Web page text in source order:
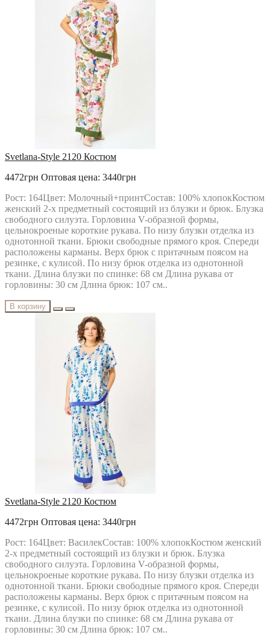
Svetlana-Style 2120 Костюм
4472грн Оптовая цена: 3440грн
Рост: 164Цвет: Молочный+принтСостав: 100% хлопокКостюм
женский 2-х предметный состоящий из блузки и брюк. Блузка
свободного силуэта. Горловина V-образной формы,
цельнокроеные короткие рукава. По низу блузки отделка из
однотонной ткани. Брюки свободные прямого кроя. Спереди
расположены карманы. Верх брюк с притачным поясом на
резинке, с кулисой. По низу брюк отделка из однотонной
ткани. Длина блузки по спинке: 68 см Длина рукава от
горловины: 30 см Длина брюк: 107 см..
В корзину
Svetlana-Style 2120 Костюм
4472грн Оптовая цена: 3440грн
Рост: 164Цвет: ВасилекСостав: 100% хлопокКостюм женский
2-х предметный состоящий из блузки и брюк. Блузка
свободного силуэта. Горловина V-образной формы,
цельнокроеные короткие рукава. По низу блузки отделка из
однотонной ткани. Брюки свободные прямого кроя. Спереди
расположены карманы. Верх брюк с притачным поясом на
резинке, с кулисой. По низу брюк отделка из однотонной
ткани. Длина блузки по спинке: 68 см Длина рукава от
горловины: 30 см Длина брюк: 107 см..